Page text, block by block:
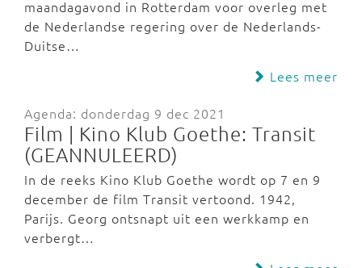
maandagavond in Rotterdam voor overleg met
de Nederlandse regering over de Nederlands-
Duitse…
Lees meer
Agenda: donderdag 9 dec 2021
Film | Kino Klub Goethe: Transit
(GEANNULEERD)
In de reeks Kino Klub Goethe wordt op 7 en 9
december de film Transit vertoond. 1942,
Parijs. Georg ontsnapt uit een werkkamp en
verbergt…